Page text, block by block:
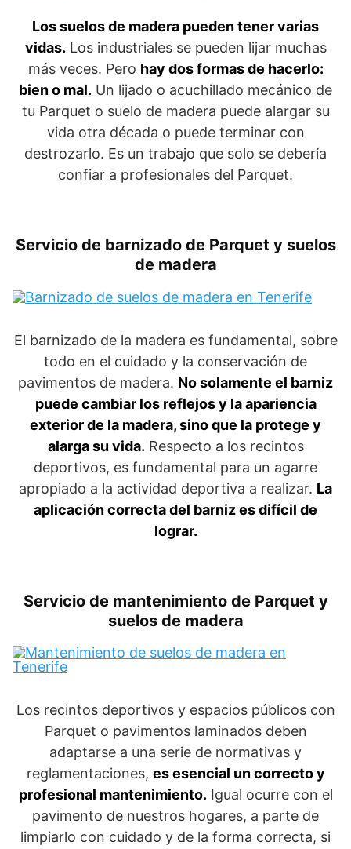
Los suelos de madera pueden tener varias
vidas. Los industriales se pueden lijar muchas
más veces. Pero hay dos formas de hacerlo:
bien o mal. Un lijado o acuchillado mecánico de
tu Parquet o suelo de madera puede alargar su
vida otra década o puede terminar con
destrozarlo. Es un trabajo que solo se debería
confiar a profesionales del Parquet.
Servicio de barnizado de Parquet y suelos
de madera
El barnizado de la madera es fundamental, sobre
todo en el cuidado y la conservación de
pavimentos de madera. No solamente el barniz
puede cambiar los reflejos y la apariencia
exterior de la madera, sino que la protege y
alarga su vida. Respecto a los recintos
deportivos, es fundamental para un agarre
apropiado a la actividad deportiva a realizar. La
aplicación correcta del barniz es difícil de
lograr.
Servicio de mantenimiento de Parquet y
suelos de madera
Los recintos deportivos y espacios públicos con
Parquet o pavimentos laminados deben
adaptarse a una serie de normativas y
reglamentaciones, es esencial un correcto y
profesional mantenimiento. Igual ocurre con el
pavimento de nuestros hogares, a parte de
limpiarlo con cuidado y de la forma correcta, si